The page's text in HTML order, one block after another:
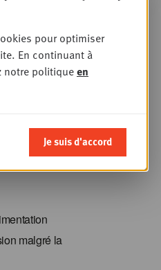
malgré la
pour optimiser
En continuant à
notre politiqueen
Je suis d'accord